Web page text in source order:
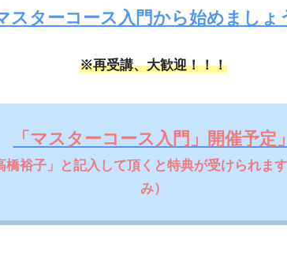
スターコース入門から始めましょ
※再受講、大歓迎！！！
「マスターコース入門」開催予定」
裕子」と記入して頂くと特典が受けられま
み）